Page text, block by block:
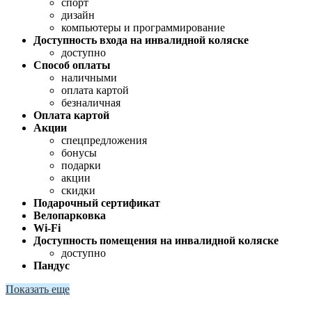
спорт
дизайн
компьютеры и программирование
Доступность входа на инвалидной коляске
доступно
Способ оплаты
наличными
оплата картой
безналичная
Оплата картой
Акции
спецпредложения
бонусы
подарки
акции
скидки
Подарочный сертификат
Велопарковка
Wi-Fi
Доступность помещения на инвалидной коляске
доступно
Пандус
Показать еще